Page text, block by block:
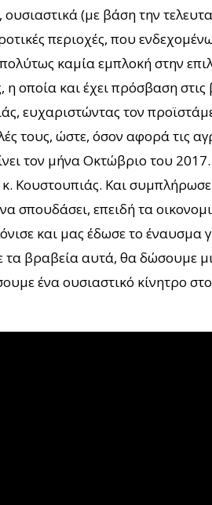
(με βάση την
περιοχές, που
καμία εμπλοκή στην
οποία και έχει πρόσβαση
ευχαριστώντας τον
τους, ώστε, όσον αφορά τις
τον μήνα Οκτώβριο του
Κουστουπιάς. Και
σπουδάσει, επειδή τα
και μας έδωσε το
βραβεία αυτά, θα δώσουμε
ένα ουσιαστικό κίνητρο